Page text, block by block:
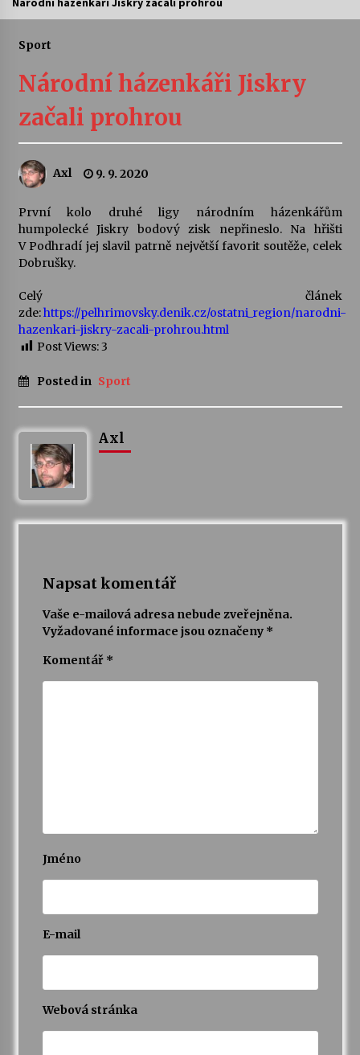
Vernisáž výstavy Josefíny Duškové: Stávám se
kapkou
Veselí muzikanti
Pozvánka na integrační festival Quijotova
Letní koncerty ve Stromovce: Kolchoz a
Jenakaši
23. 7. 2026
Ozvěny prázdnin
14. 7. 2026
Za kulturou kousek za Humpolec. V Želivě ožije
Petr Adamec – Malovaný svět
Sport
Národní házenkáři Jiskry
začali prohrou
Axl 9. 9. 2020
První kolo druhé ligy národním házenkářům
humpolecké Jiskry bodový zisk nepřineslo. Na hřišti
V Podhradí jej slavil patrně největší favorit soutěže, celek
Dobrušky.
Celý článek
zde:https://pelhrimovsky.denik.cz/ostatni_region/narodni-
hazenkari-jiskry-zacali-prohrou.html
Post Views:3
Posted in Sport
Axl
Napsat komentář
Vaše e-mailová adresa nebude zveřejněna.
Vyžadované informace jsou označeny *
Komentář *
Jméno
E-mail
Webová stránka